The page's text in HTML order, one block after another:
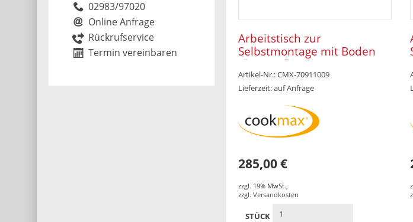
Arbeitstisch zur
Selbstmontage mit Boden
ohne Aufkantung 1400 x 700
x 850 mm
Artikel-Nr.: CMX-70911009
Lieferzeit: auf Anfrage
285,00 €
zzgl. 19% MwSt.
zzgl. Versandkosten
STÜCK
02983/97020
Online Anfrage
Rückrufservice
Termin vereinbaren